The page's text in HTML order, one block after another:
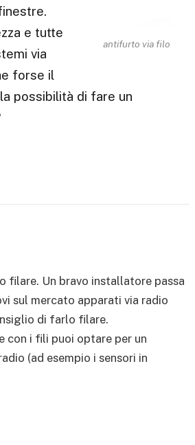
antifurto via filo
e tutte
via
forse il
possibilità di fare un
filare. Un bravo installatore passa
sul mercato apparati via radio
di farlo filare.
con i fili puoi optare per un
(ad esempio i sensori in